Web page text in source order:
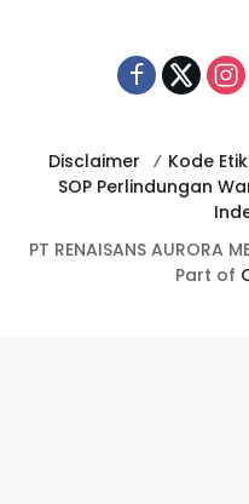
Disclaimer Kode Etik
SOP Perlindungan
PT RENAISANS AURORA
Part of